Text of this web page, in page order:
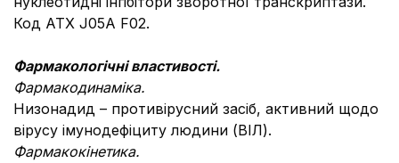
Код АТХ J05А F02.
Фармакологічні властивості.
Фармакодинаміка.
Низонадид – противірусний засіб, активний щодо
вірусу імунодефіциту людини (ВІЛ).
Фармакокінетика.